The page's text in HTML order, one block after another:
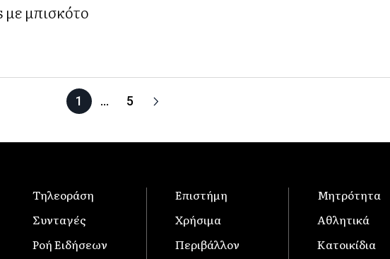
με μπισκότο
1 … 5
Τηλεοράση
Συνταγές
Ροή Ειδήσεων
Επιστήμη
Χρήσιμα
Περιβάλλον
Μητρότητα
Αθλητικά
Κατοικίδια